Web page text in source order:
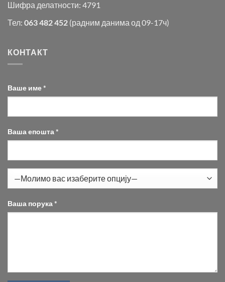
Шифра делатности: 4791
Тел: 063 482 452 (радним данима од 09-17ч)
КОНТАКТ
Ваше име *
Ваша епошта *
Ваша порука *